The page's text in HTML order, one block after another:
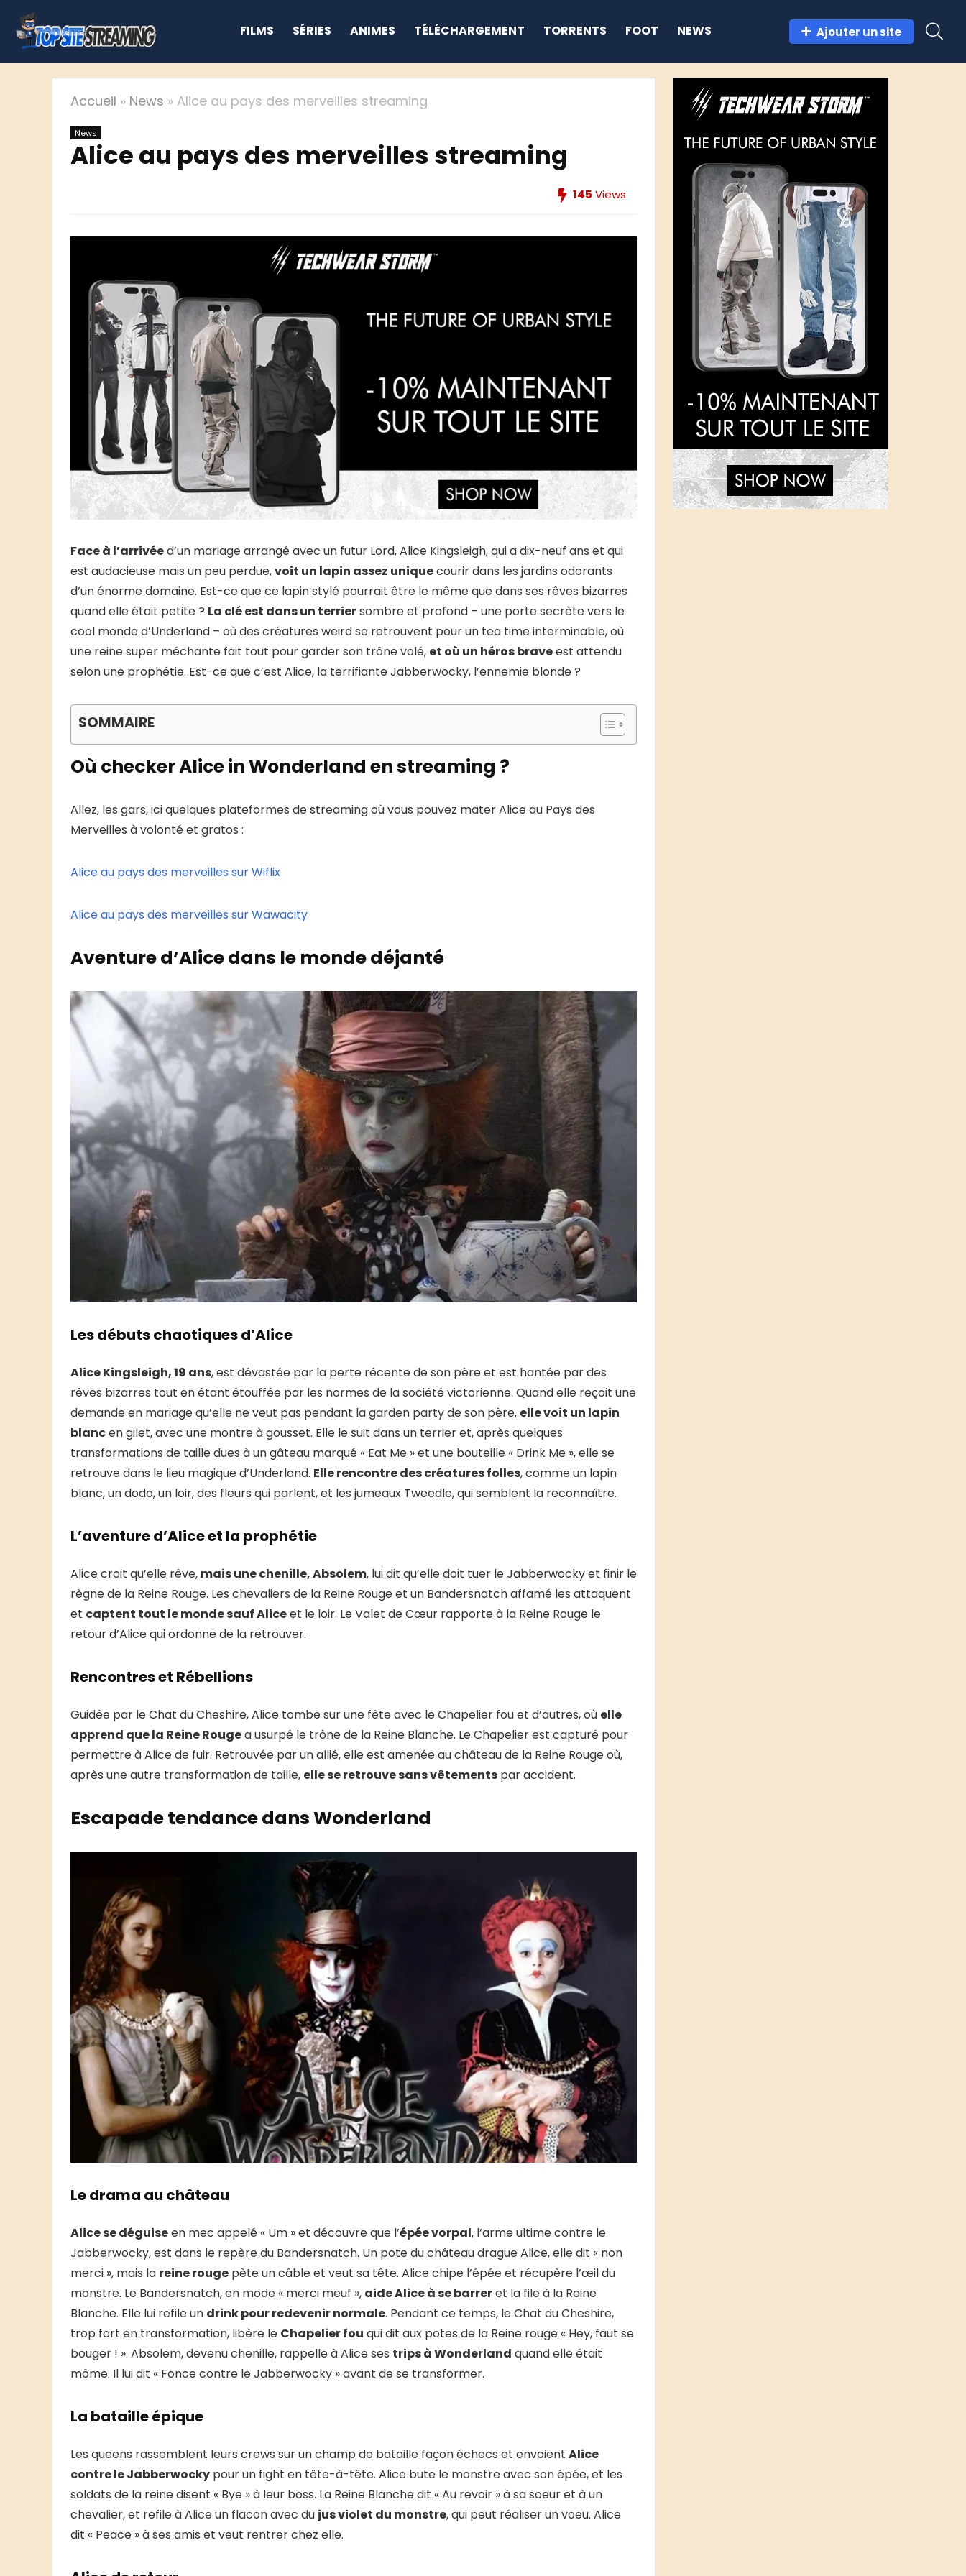
FILMS SÉRIES ANIMES TÉLÉCHARGEMENT TORRENTS FOOT NEWS Ajouter un site
Accueil » News » Alice au pays des merveilles streaming
News
Alice au pays des merveilles streaming
145 Views
Face à l’arrivéed’un mariage arrangé avec un futur Lord, Alice Kingsleigh, qui a dix-neuf ans et qui
est audacieuse mais un peu perdue,voit un lapin assez uniquecourir dans les jardins odorants
d’un énorme domaine. Est-ce que ce lapin stylé pourrait être le même que dans ses rêves bizarres
quand elle était petite ? La clé est dans un terriersombre et profond – une porte secrète vers le
cool monde d’Underland – où des créatures weird se retrouvent pour un tea time interminable, où
une reine super méchante fait tout pour garder son trône volé, et où un héros braveest attendu
selon une prophétie. Est-ce que c’est Alice, la terrifiante Jabberwocky, l’ennemie blonde ?
SOMMAIRE
Où checker Alice in Wonderland en streaming ?
Allez, les gars, ici quelques plateformes de streaming où vous pouvez mater Alice au Pays des
Merveilles à volonté et gratos :
Alice au pays des merveilles sur Wiflix
Alice au pays des merveilles sur Wawacity
Aventure d’Alice dans le monde déjanté
Les débuts chaotiques d’Alice
Alice Kingsleigh, 19 ans, est dévastée par la perte récente de son père et est hantée par des
rêves bizarres tout en étant étouffée par les normes de la société victorienne. Quand elle reçoit une
demande en mariage qu’elle ne veut pas pendant la garden party de son père, elle voit un lapin
blancen gilet, avec une montre à gousset. Elle le suit dans un terrier et, après quelques
transformations de taille dues à un gâteau marqué « Eat Me » et une bouteille « Drink Me », elle se
retrouve dans le lieu magique d’Underland. Elle rencontre des créatures folles, comme un lapin
blanc, un dodo, un loir, des fleurs qui parlent, et les jumeaux Tweedle, qui semblent la reconnaître.
L’aventure d’Alice et la prophétie
Alice croit qu’elle rêve, mais une chenille, Absolem, lui dit qu’elle doit tuer le Jabberwocky et finir le
règne de la Reine Rouge. Les chevaliers de la Reine Rouge et un Bandersnatch affamé les attaquent
et captent tout le monde sauf Aliceet le loir. Le Valet de Cœur rapporte à la Reine Rouge le
retour d’Alice qui ordonne de la retrouver.
Rencontres et Rébellions
Guidée par le Chat du Cheshire, Alice tombe sur une fête avec le Chapelier fou et d’autres, où elle
apprend que la Reine Rougea usurpé le trône de la Reine Blanche. Le Chapelier est capturé pour
permettre à Alice de fuir. Retrouvée par un allié, elle est amenée au château de la Reine Rouge où,
après une autre transformation de taille, elle se retrouve sans vêtements par accident.
Escapade tendance dans Wonderland
Le drama au château
Alice se déguiseen mec appelé « Um » et découvre que l’épée vorpal, l’arme ultime contre le
Jabberwocky, est dans le repère du Bandersnatch. Un pote du château drague Alice, elle dit « non
merci », mais la reine rouge pète un câble et veut sa tête. Alice chipe l’épée et récupère l’œil du
monstre. Le Bandersnatch, en mode « merci meuf », aide Alice à se barreret la file à la Reine
Blanche. Elle lui refile un drink pour redevenir normale. Pendant ce temps, le Chat du Cheshire,
trop fort en transformation, libère le Chapelier fou qui dit aux potes de la Reine rouge « Hey, faut se
bouger ! ». Absolem, devenu chenille, rappelle à Alice ses trips à Wonderland quand elle était
môme. Il lui dit « Fonce contre le Jabberwocky » avant de se transformer.
La bataille épique
Les queens rassemblent leurs crews sur un champ de bataille façon échecs et envoient Alice
contre le Jabberwocky pour un fight en tête-à-tête. Alice bute le monstre avec son épée, et les
soldats de la reine disent « Bye » à leur boss. La Reine Blanche dit « Au revoir » à sa soeur et à un
chevalier, et refile à Alice un flacon avec du jus violet du monstre, qui peut réaliser un voeu. Alice
dit « Peace » à ses amis et veut rentrer chez elle.